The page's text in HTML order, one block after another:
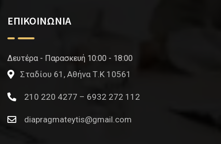
ΕΠΙΚΟΙΝΩΝΙΑ
Δευτέρα - Παρασκευή 10:00 - 18:00
Σταδίου 61, Αθήνα Τ.Κ 10561
210 220 4277 – 6932 272 112
diapragmateytis@gmail.com